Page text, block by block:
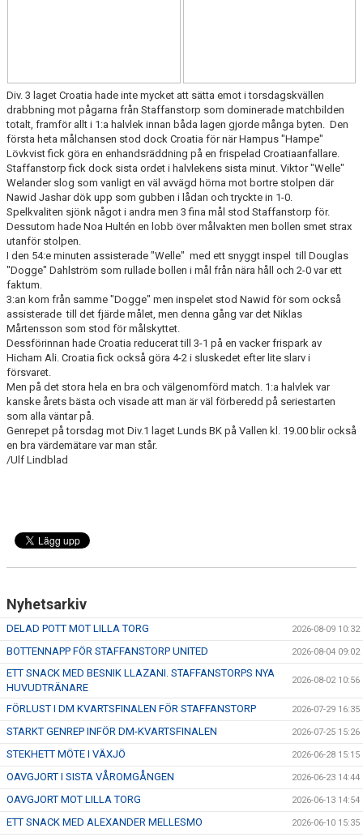
Div. 3 laget Croatia hade inte mycket att sätta emot i torsdagskvällen
drabbning mot pågarna från Staffanstorp som dominerade matchbilden
totalt, framför allt i 1:a halvlek innan båda lagen gjorde många byten. Den
första heta målchansen stod dock Croatia för när Hampus "Hampe"
Lövkvist fick göra en enhandsräddning på en frispelad Croatiaanfallare.
Staffanstorp fick dock sista ordet i halvlekens sista minut. Viktor "Welle"
Welander slog som vanligt en väl avvägd hörna mot bortre stolpen där
Nawid Jashar dök upp som gubben i lådan och tryckte in 1-0.
Spelkvaliten sjönk något i andra men 3 fina mål stod Staffanstorp för.
Dessutom hade Noa Hultén en lobb över målvakten men bollen smet strax
utanför stolpen.
I den 54:e minuten assisterade "Welle" med ett snyggt inspel till Douglas
"Dogge" Dahlström som rullade bollen i mål från nära håll och 2-0 var ett
faktum.
3:an kom från samme "Dogge" men inspelet stod Nawid för som också
assisterade till det fjärde målet, men denna gång var det Niklas
Mårtensson som stod för målskyttet.
Dessförinnan hade Croatia reducerat till 3-1 på en vacker frispark av
Hicham Ali. Croatia fick också göra 4-2 i sluskedet efter lite slarv i
försvaret.
Men på det stora hela en bra och välgenomförd match. 1:a halvlek var
kanske årets bästa och visade att man är väl förberedd på seriestarten
som alla väntar på.
Genrepet på torsdag mot Div.1 laget Lunds BK på Vallen kl. 19.00 blir också
en bra värdemätare var man står.
/Ulf Lindblad
Nyhetsarkiv
DELAD POTT MOT LILLA TORG 2026-08-09 10:32
BOTTENNAPP FÖR STAFFANSTORP UNITED 2026-08-04 09:02
ETT SNACK MED BESNIK LLAZANI. STAFFANSTORPS NYA
HUVUDTRÄNARE
2026-08-02 10:56
FÖRLUST I DM KVARTSFINALEN FÖR STAFFANSTORP 2026-07-29 16:35
STARKT GENREP INFÖR DM-KVARTSFINALEN 2026-07-25 15:26
STEKHETT MÖTE I VÄXJÖ 2026-06-28 15:15
OAVGJORT I SISTA VÅROMGÅNGEN 2026-06-23 14:44
OAVGJORT MOT LILLA TORG 2026-06-13 14:54
ETT SNACK MED ALEXANDER MELLESMO 2026-06-10 15:35